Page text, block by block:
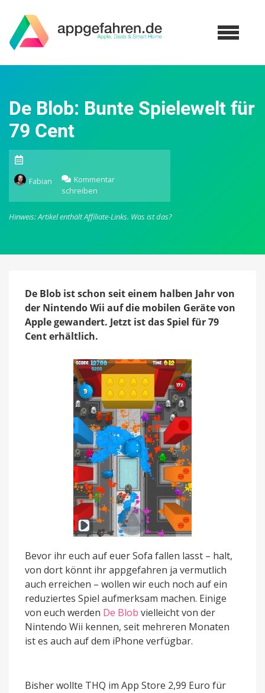
De Blob: Bunte Spielewelt für
79 Cent
Fabian
Kommentar
schreiben
De
Blob:
Hinweis: Artikel enthält Affiliate-Links. Was ist das?
De Blob ist schon seit einem halben Jahr von
der Nintendo Wii auf die mobilen Geräte von
Apple gewandert. Jetzt ist das Spiel für 79
Cent erhältlich.
Bevor ihr euch auf euer Sofa fallen lasst – halt,
von dort könnt ihr appgefahren ja vermutlich
auch erreichen – wollen wir euch noch auf ein
reduziertes Spiel aufmerksam machen. Einige
von euch werden De Blob vielleicht von der
Nintendo Wii kennen, seit mehreren Monaten
ist es auch auf dem iPhone verfügbar.
Bisher wollte THQ im App Store 2,99 Euro für